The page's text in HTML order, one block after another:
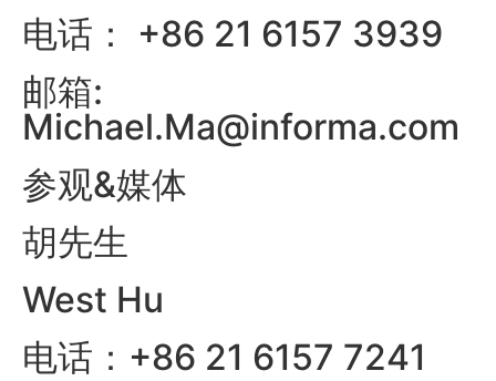
电话： +86 21 6157 3939
邮箱:
Michael.Ma@informa.com
参观&媒体
胡先生
West Hu
电话：+86 21 6157 7241